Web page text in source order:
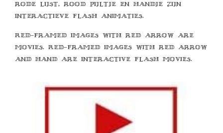
rode lijst, rood pijltje en handje zijn
interactieve flash animaties.
Red-framed images with red arrow are
movies. Red-framed images with red arrow
and hand are interactive flash movies.